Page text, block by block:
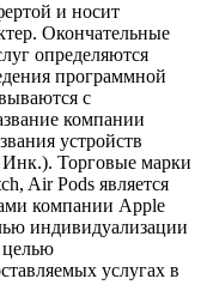
и носит
Окончательные
определяются
программной
с
компании
устройств
Торговые марки
Air Pods является
компании Apple
индивидуализации
целью
услугах в